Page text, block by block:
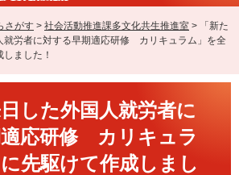
さがす > 社会活動推進課多文化共生推進室 >
「新た
就労者に対する早期適応研修 カリキュラム」を全
ました！
日した外国人就労者に
応研修 カリキュラ
先駆けて作成しまし